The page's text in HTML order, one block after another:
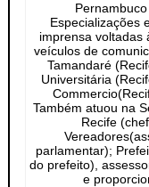
Especializações
imprensa voltadas
veículos de
Tamandaré
Universitária
Também atuou na
Recife
parlamentar);
do prefeito),
e